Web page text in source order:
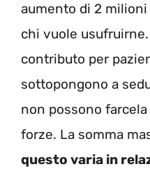
aumento di 2
chi vuole
contributo per
sottopongono a
non possono
forze. La somma
questo varia in